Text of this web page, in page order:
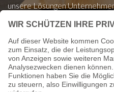
unsere Lösungen